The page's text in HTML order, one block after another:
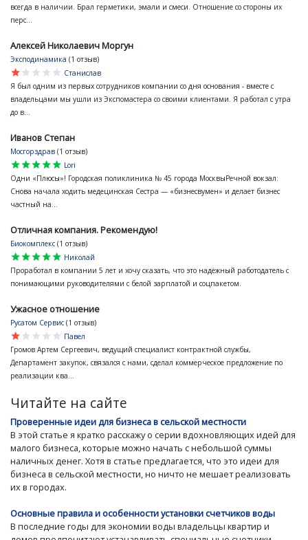
всегда в наличии. Брал герметики, эмали и смеси. Отношение со стороны их
перс...
Алексей Николаевич Моргун
Эксподинамика (1 отзыв)
star
star
star
star
star
Станислав
Я был одним из первых сотрудников компании со дня основания - вместе с
владельцами мы ушли из Экспомастера со своими клиентами. Я работал с утра
до в...
Иванов Степан
Мосгорздрав (1 отзыв)
star
star
star
star
star
Lori
Одни «Плюсы»! Городская поликлиника № 45 города МосквыРечной вокзал:
Снова начала ходить медецинская Сестра — «бизнесвумен» и делает бизнес
частный на...
Отличная компания. Рекомендую!
Биокомплекс (1 отзыв)
star
star
star
star
star
Николай
Проработал в компании 5 лет и хочу сказать, что это надёжный работодатель с
понимающими руководителями с белой зарплатой и соцпакетом.
Ужасное отношение
Русатом Сервис (1 отзыв)
star
star
star
star
star
Павел
Громов Артем Сергеевич, ведущий специалист контрактной службы,
Департамент закупок, связался с нами, сделал коммерческое предложение по
реализации ква...
Читайте на сайте
Проверенные идеи для бизнеса в сельской местности
В этой статье я кратко расскажу о серии вдохновляющих идей для
малого бизнеса, которые можно начать с небольшой суммы
наличных денег. Хотя в статье предлагается, что это идеи для
бизнеса в сельской местности, но ничто не мешает реализовать
их в городах.
Основные правила и особенности установки счетчиков воды
В последние годы для экономии воды владельцы квартир и